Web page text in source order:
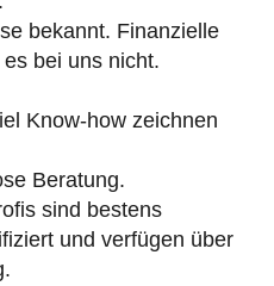
bekannt. Finanzielle
bei uns nicht.
Know-how zeichnen
Beratung.
sind bestens
und verfügen über